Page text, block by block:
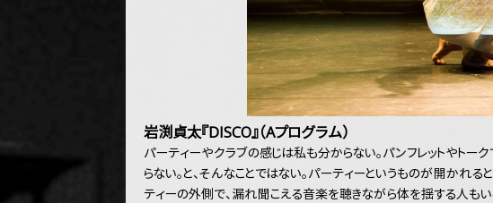
岩渕貞太『DISCO』（Aプログラム）
パーティーやクラブの感じは私も分からない。パンフレットやトー
らない。と、そんなことではない。パーティーというものが開かれ
ティーの外側で、漏れ聞こえる音楽を聴きながら体を揺する人も